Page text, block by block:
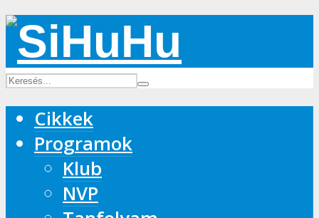
Cikkek
Programok
Klub
NVP